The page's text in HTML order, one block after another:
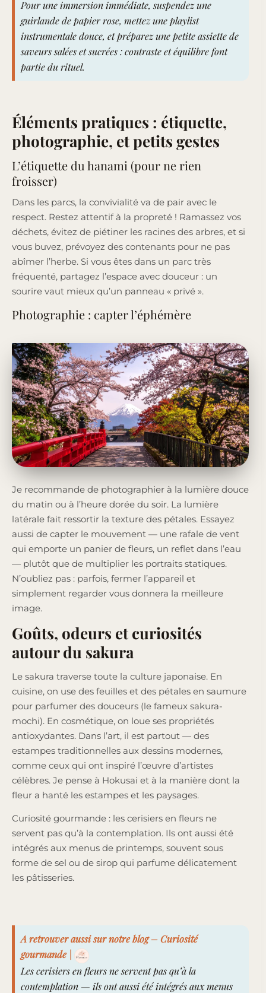
Pour une immersion immédiate, suspendez une
guirlande de papier rose, mettez une playlist
instrumentale douce, et préparez une petite assiette de
saveurs salées et sucrées : contraste et équilibre font
partie du rituel.
Éléments pratiques : étiquette,
photographie, et petits gestes
L’étiquette du hanami (pour ne rien
froisser)
Dans les parcs, la convivialité va de pair avec le
respect. Restez attentif à la propreté ! Ramassez vos
déchets, évitez de piétiner les racines des arbres, et si
vous buvez, prévoyez des contenants pour ne pas
abîmer l’herbe. Si vous êtes dans un parc très
fréquenté, partagez l’espace avec douceur : un
sourire vaut mieux qu’un panneau « privé ».
Photographie : capter l’éphémère
Je recommande de photographier à la lumière douce
du matin ou à l’heure dorée du soir. La lumière
latérale fait ressortir la texture des pétales. Essayez
aussi de capter le mouvement — une rafale de vent
qui emporte un panier de fleurs, un reflet dans l’eau
— plutôt que de multiplier les portraits statiques.
N’oubliez pas : parfois, fermer l’appareil et
simplement regarder vous donnera la meilleure
image.
Goûts, odeurs et curiosités
autour du sakura
Le sakura traverse toute la culture japonaise. En
cuisine, on use des feuilles et des pétales en saumure
pour parfumer des douceurs (le fameux sakura-
mochi). En cosmétique, on loue ses propriétés
antioxydantes. Dans l’art, il est partout — des
estampes traditionnelles aux dessins modernes,
comme ceux qui ont inspiré l’œuvre d’artistes
célèbres. Je pense à Hokusai et à la manière dont la
fleur a hanté les estampes et les paysages.
Curiosité gourmande : les cerisiers en fleurs ne
servent pas qu’à la contemplation. Ils ont aussi été
intégrés aux menus de printemps, souvent sous
forme de sel ou de sirop qui parfume délicatement
les pâtisseries.
A retrouver aussi sur notre blog – Curiosité
gourmande |
Les cerisiers en fleurs ne servent pas qu’à la
contemplation — ils ont aussi été intégrés aux menus